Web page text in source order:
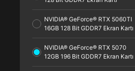
NVIDIA® GeForce® RTX 5060TI
16GB 128 Bit GDDR7 Ekran Kartı
NVIDIA® GeForce® RTX 5070
12GB 196 Bit GDDR7 Ekran Kartı